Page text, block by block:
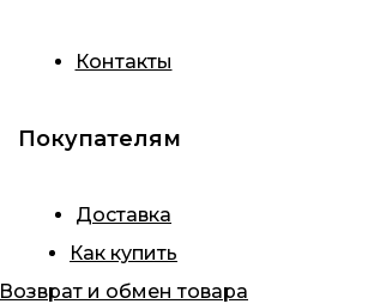
Контакты
Покупателям
Доставка
Как купить
Возврат и обмен товара